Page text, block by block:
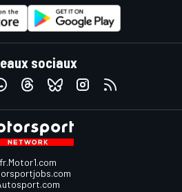
sociaux
fr.Motor1.com